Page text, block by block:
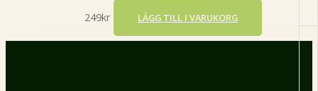
249kr LÄGG TILL I VARUKORG